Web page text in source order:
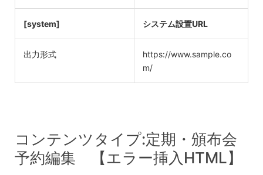
[system] システム設置URL
出力形式
https://www.sample.co
m/
コンテンツタイプ:定期・頒布会
予約編集 【エラー挿入HTML】